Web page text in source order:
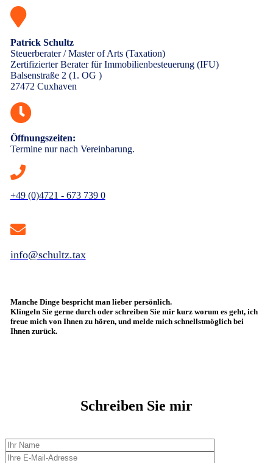
Patrick Schultz
Steuerberater / Master of Arts (Taxation)
Zertifizierter Berater für Immobilienbesteuerung (IFU)
Balsenstraße 2 (1. OG )
27472 Cuxhaven
Öffnungszeiten:
Termine nur nach Vereinbarung.
+49 (0)4721 - 673 739 0
info@schultz.tax
Manche Dinge bespricht man lieber persönlich.
Klingeln Sie gerne durch oder schreiben Sie mir kurz worum es geht, ich
freue mich von Ihnen zu hören, und melde mich schnellstmöglich bei
Ihnen zurück.
Schreiben Sie mir